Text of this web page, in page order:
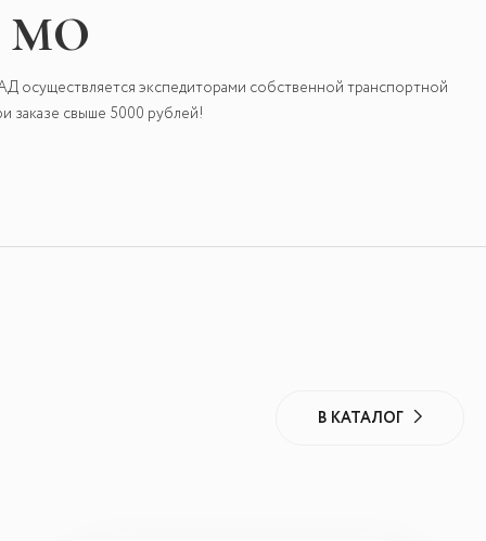
МО
осуществляется экспедиторами собственной транспортной
заказе свыше 5000 рублей!
В КАТАЛОГ